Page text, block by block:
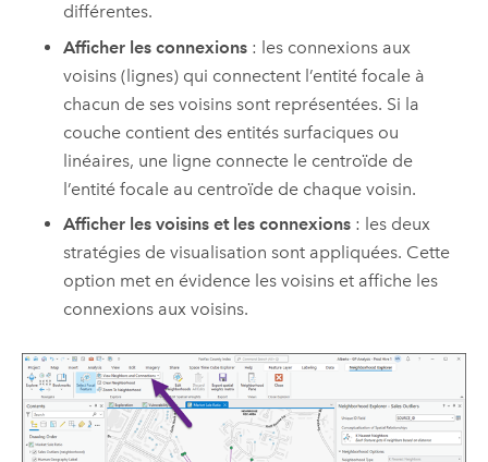
différentes.
Afficher les connexions : les connexions aux
voisins (lignes) qui connectent l’entité focale à
chacun de ses voisins sont représentées. Si la
couche contient des entités surfaciques ou
linéaires, une ligne connecte le centroïde de
l’entité focale au centroïde de chaque voisin.
Afficher les voisins et les connexions : les deux
stratégies de visualisation sont appliquées. Cette
option met en évidence les voisins et affiche les
connexions aux voisins.